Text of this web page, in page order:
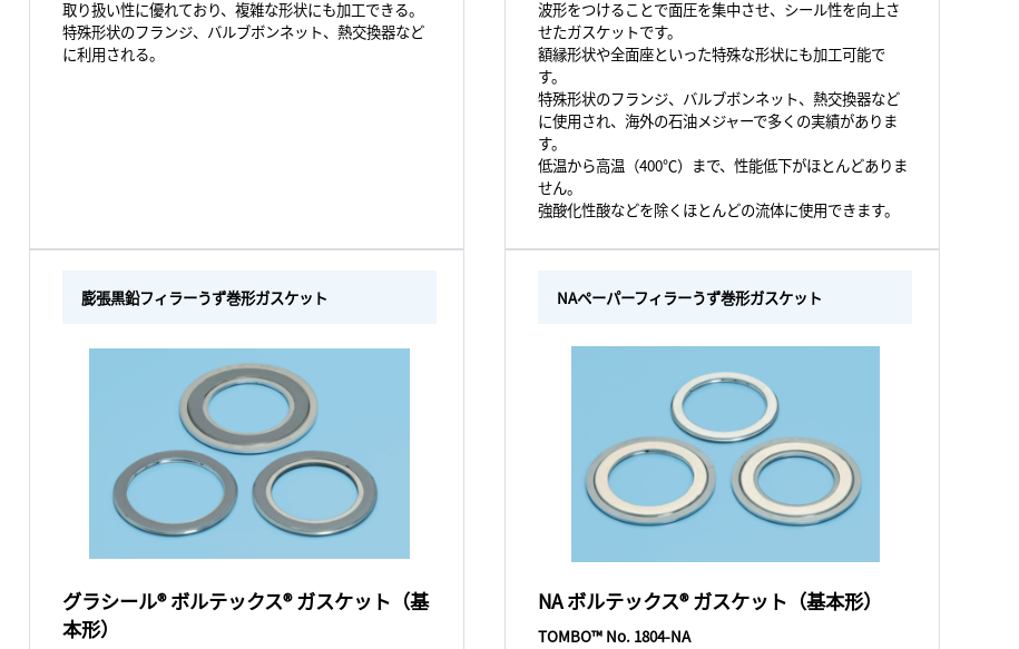
取り扱い性に優れており、複雑な形状にも加工できる。
特殊形状のフランジ、バルブボンネット、熱交換器など
に利用される。
波形をつけることで面圧を集中させ、シール性を向上さ
せたガスケットです。
額縁形状や全面座といった特殊な形状にも加工可能で
す。
特殊形状のフランジ、バルブボンネット、熱交換器など
に使用され、海外の石油メジャーで多くの実績がありま
す。
低温から高温（400℃）まで、性能低下がほとんどありま
せん。
強酸化性酸などを除くほとんどの流体に使用できます。
膨張黒鉛フィラーうず巻形ガスケット
グラシール® ボルテックス® ガスケット（基
本形）
NAペーパーフィラーうず巻形ガスケット
NA ボルテックス® ガスケット（基本形）
TOMBO™ No. 1804-NA